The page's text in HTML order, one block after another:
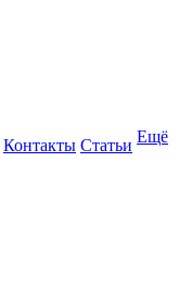
Контакты Статьи Ещё